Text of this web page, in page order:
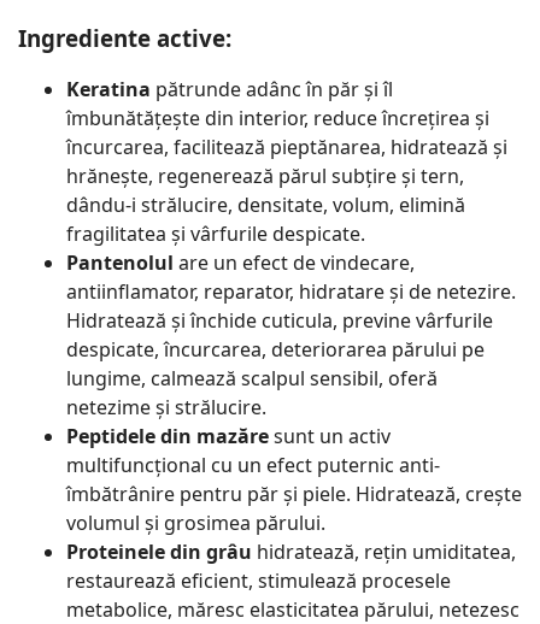
Ingrediente active:
Keratina pătrunde adânc în păr și îl
îmbunătățește din interior, reduce încrețirea și
încurcarea, facilitează pieptănarea, hidratează și
hrănește, regenerează părul subțire și tern,
dându-i strălucire, densitate, volum, elimină
fragilitatea și vârfurile despicate.
Pantenolul are un efect de vindecare,
antiinflamator, reparator, hidratare și de netezire.
Hidratează și închide cuticula, previne vârfurile
despicate, încurcarea, deteriorarea părului pe
lungime, calmează scalpul sensibil, oferă
netezime și strălucire.
Peptidele din mazăresunt un activ
multifuncțional cu un efect puternic anti-
îmbătrânire pentru păr și piele. Hidratează, crește
volumul și grosimea părului.
Proteinele din grâu hidratează, rețin umiditatea,
restaurează eficient, stimulează procesele
metabolice, măresc elasticitatea părului, netezesc